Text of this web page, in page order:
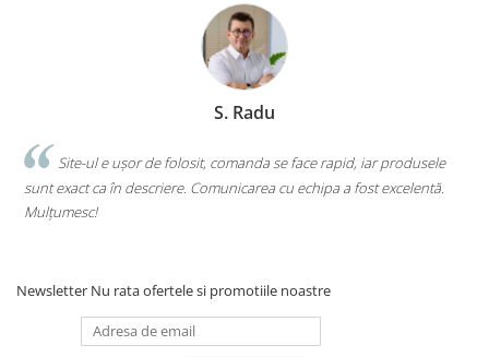
S. Radu
Site-ul e ușor de folosit, comanda se face rapid, iar produsele
sunt exact ca în descriere. Comunicarea cu echipa a fost excelentă.
Mulțumesc!
Newsletter Nu rata ofertele si promotiile noastre